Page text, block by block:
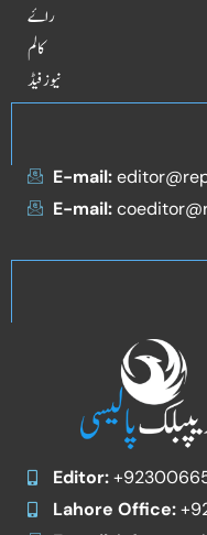
راۓ
کالم
نیوز فیڈ
E-mail:
E-mail:
Editor:
Lahore Office: